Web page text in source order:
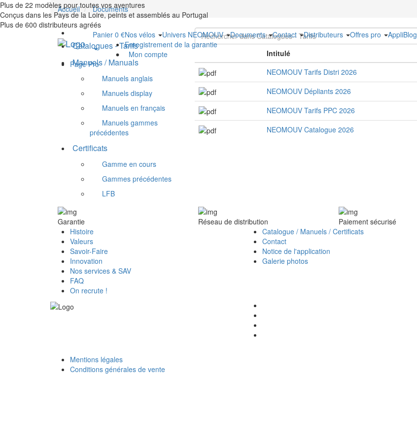
Plus de 22 modèles pour toutes vos aventures
Conçus dans les Pays de la Loire, peints et assemblés au Portugal
Plus de 600 distributeurs agréés
Panier 0 €Nos vélos Univers NEOMOUV Documents Contact Distributeurs Offres pro AppliBlog
Enregistrement de la garantie
Mon compte
Page Pro
Accueil Documents
Catalogues - Tarifs
Manuels / Manuals
Manuels anglais
Manuels display
Manuels en français
Manuels gammes
précédentes
Certificats
Gamme en cours
Gammes précédentes
LFB
Intitulé
NEOMOUV Tarifs Distri 2026
NEOMOUV Dépliants 2026
NEOMOUV Tarifs PPC 2026
NEOMOUV Catalogue 2026
Garantie Réseau de distribution Paiement sécurisé
Histoire
Valeurs
Savoir-Faire
Innovation
Nos services & SAV
FAQ
On recrute !
Catalogue / Manuels / Certificats
Contact
Notice de l'application
Galerie photos
Mentions légales
Conditions générales de vente